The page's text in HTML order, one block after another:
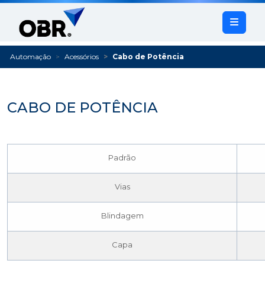
Automação Acessórios Cabo de Potência
CABO DE POTÊNCIA
Padrão
Vias
Blindagem
Capa